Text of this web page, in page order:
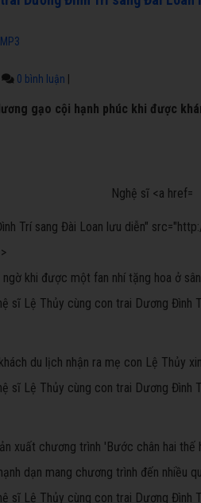
0 bình luận
gạo cội hạnh phúc khi được
Trí sang Đài Loan lưu diễn"
khi được một fan nhí tặng hoa ở
du lịch nhận ra mẹ con Lệ Thủy
xuất chương trình 'Bước chân hai
dạn mang chương trình đến nhiều